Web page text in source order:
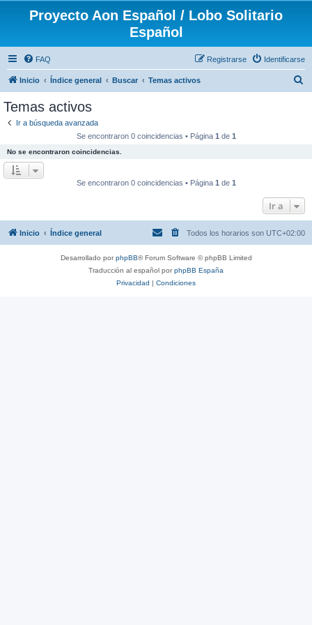
Proyecto Aon Español / Lobo Solitario
Español
FAQ Identificarse
Registrarse
Inicio Índice general Buscar Temas activos
Temas activos
Ir a búsqueda avanzada
Se encontraron 0 coincidencias • Página 1 de 1
No se encontraron coincidencias.
Se encontraron 0 coincidencias • Página 1 de 1
Ir a
Inicio Índice general Todos los horarios son UTC+02:00
Desarrollado porphpBB® Forum Software © phpBB Limited
Traducción al español porphpBB España
Privacidad | Condiciones